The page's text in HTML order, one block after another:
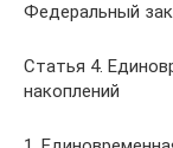
Федеральный
Статья 4.
накоплений